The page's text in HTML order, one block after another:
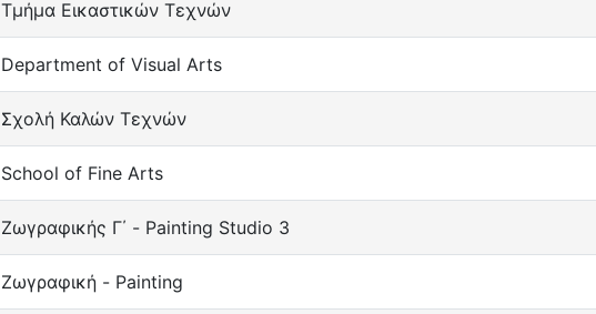
Τμήμα Εικαστικών Τεχνών
Department of Visual Arts
Σχολή Καλών Τεχνών
School of Fine Arts
Ζωγραφικής Γ΄ - Painting Studio 3
Ζωγραφική - Painting